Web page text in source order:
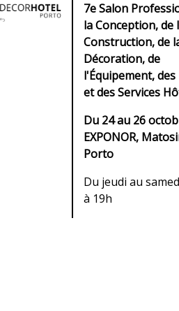
7e Salon
la Conception, de
Construction, de
Décoration, de
l'Équipement,
et des Services
Du 24 au 26
EXPONOR,
Porto
Du jeudi au
à 19h